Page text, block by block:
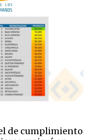
de cumplimiento